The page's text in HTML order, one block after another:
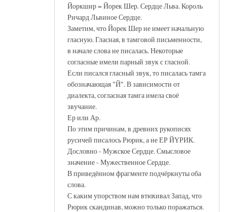
Йоркшир = Йорек Шер. Сердце Льва. Король
Ричард Львиное Сердце.
Заметим, что Йорек Шер не имеет начальную
гласную. Гласная, в тамговой письменности,
в начале слова не писалась. Некоторые
согласные имели парный звук с гласной.
Если писался гласный звук, то писалась тамга
обозначающая "Й". В зависимости от
диалекта, согласная тамга имела своё
звучание.
Ер или Ар.
По этим причинам, в древних рукописях
русичей писалось Рюрик, а не ЕР ЙҮРИК.
Дословно - Мужское Сердце. Смысловое
значение - Мужественное Сердце.
В приведённом фрагменте подчёркнуты оба
слова.
С каким упорством нам втюхивал Запад, что
Рюрик скандинав, можно только поражаться.